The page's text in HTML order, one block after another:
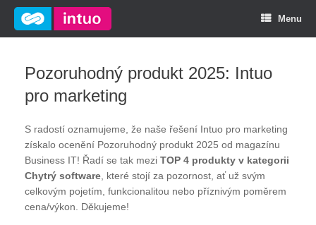
Menu
Pozoruhodný produkt 2025: Intuo
pro marketing
S radostí oznamujeme, že naše řešení Intuo pro marketing
získalo ocenění Pozoruhodný produkt 2025 od magazínu
Business IT! Řadí se tak mezi TOP 4 produkty v kategorii
Chytrý software , které stojí za pozornost, ať už svým
celkovým pojetím, funkcionalitou nebo příznivým poměrem
cena/výkon. Děkujeme!